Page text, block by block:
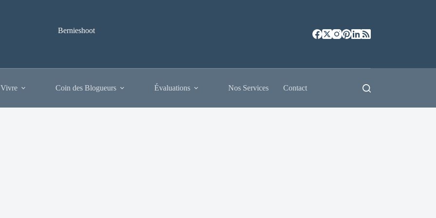
Bernieshoot
Coin des Blogueurs Évaluations Nos Services Contact